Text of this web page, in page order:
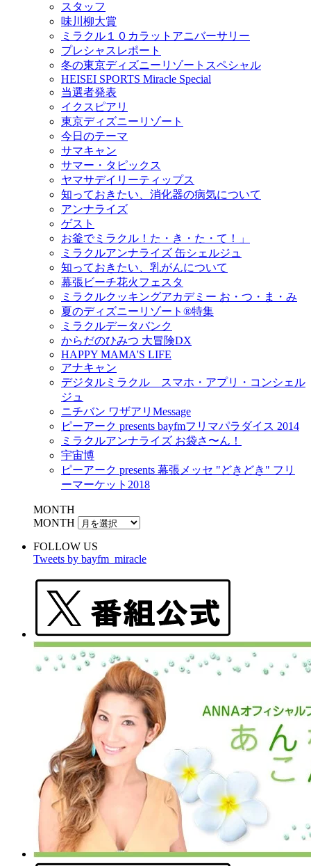
スタッフ
味川柳大賞
ミラクル１０カラットアニバーサリー
プレシャスレポート
冬の東京ディズニーリゾートスペシャル
HEISEI SPORTS Miracle Special
当選者発表
イクスピアリ
東京ディズニーリゾート
今日のテーマ
サマキャン
サマー・タピックス
ヤマサデイリーティップス
知っておきたい、消化器の病気について
アンナライズ
ゲスト
お釜でミラクル！た・き・た・て！」
ミラクルアンナライズ 缶シェルジュ
知っておきたい、乳がんについて
幕張ビーチ花火フェスタ
ミラクルクッキングアカデミー お・つ・ま・み
夏のディズニーリゾート®特集
ミラクルデータバンク
からだのひみつ 大冒険DX
HAPPY MAMA'S LIFE
アナキャン
デジタルミラクル スマホ・アプリ・コンシェル
ジュ
ニチバン ワザアリMessage
ピーアーク presents bayfmフリマパラダイス 2014
ミラクルアンナライズ お袋さ〜ん！
宇宙博
ピーアーク presents 幕張メッセ "どきどき" フリ
ーマーケット2018
MONTH
MONTH
FOLLOW US
Tweets by bayfm_miracle